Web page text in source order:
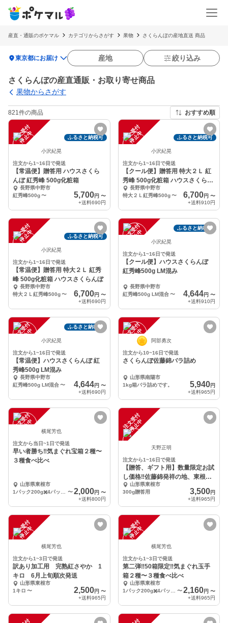
産直・通販のポケマル カテゴリからさがす 果物 さくらんぼの産地直送 商品
location_on東京都にお届け 産地 絞り込み
さくらんぼの産直通販・お取り寄せ商品
果物からさがす
821件の商品 おすすめ順
注
文
受
付
停
止
中 ふるさと納税可
小沢紀晃
注文から1~16日で発送
【常温便】贈答用 ハウスさくら
んぼ 紅秀峰 500g化粧箱
長野県中野市
紅秀峰500g〜 5,700円 〜
+送料690円
注
文
受
付
停
止
中 ふるさと納税可
小沢紀晃
注文から1~16日で発送
【クール便】贈答用 特大２Ｌ 紅
秀峰 500g化粧箱 ハウスさくらん
ぼ 長野県中野市
特大２Ｌ紅秀峰500g 〜 6,700円 〜
+送料910円
注
文
受
付
停
止
中 ふるさと納税可
小沢紀晃
注文から1~16日で発送
【常温便】贈答用 特大２Ｌ 紅秀
峰 500g化粧箱 ハウスさくらんぼ
長野県中野市
特大２Ｌ紅秀峰500g〜 6,700円 〜
+送料690円
注
文
受
付
停
止
中
ふるさと納税可
小沢紀晃
注文から1~16日で発送
【クール便】ハウスさくらんぼ
紅秀峰500g LM混み
長野県中野市
紅秀峰500g LM混合 〜 4,644円 〜
+送料910円
注
文
受
付
停
止
中
ふるさと納税可
小沢紀晃
注文から1~16日で発送
【常温便】ハウスさくらんぼ 紅
秀峰500g LM混み
長野県中野市
紅秀峰500g LM混合〜 4,644円 〜
+送料690円
注
文
受
付
停
止
中 阿部勇次
注文から10~16日で発送
さくらんぼ佐藤錦バラ詰め
山形県南陽市
1kg箱バラ詰めです。
5,940円
+送料965円
注
文
受
付
停
止
中 横尾芳也
注文から当日~1日で発送
早い者勝ち‼️気まぐれ宝箱２種〜
３種食べ比べ
山形県東根市
〜 2,000円 〜
+送料800円
注
文
受
付
停
止
中
天野正明
注文から1~16日で発送
【贈答、ギフト用】数量限定お試
し価格‼︎佐藤錦発祥の地、東根産
さくらんぼ300g
山形県東根市
300g贈答用
3,500円
+送料965円
注
文
受
付
停
止
中
横尾芳也
注文から1~3日で発送
訳あり加工用 完熟紅さやか 1
キロ 6月上旬順次発送
山形県東根市
1キロ 〜 2,500円 〜
+送料965円
注
文
受
付
停
止
中
横尾芳也
注文から1~3日で発送
第二弾‼️50箱限定‼️気まぐれ玉手
箱２種〜３種食べ比べ
山形県東根市
〜2,160円 〜
+送料965円